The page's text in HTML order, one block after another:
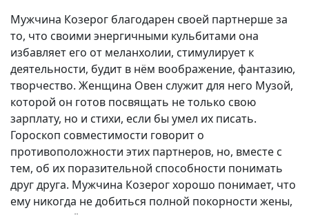
Мужчина Козерог благодарен своей партнерше за
то, что своими энергичными кульбитами она
избавляет его от меланхолии, стимулирует к
деятельности, будит в нём воображение, фантазию,
творчество. Женщина Овен служит для него Музой,
которой он готов посвящать не только свою
зарплату, но и стихи, если бы умел их писать.
Гороскоп совместимости говорит о
противоположности этих партнеров, но, вместе с
тем, об их поразительной способности понимать
друг друга. Мужчина Козерог хорошо понимает, что
ему никогда не добиться полной покорности жены,